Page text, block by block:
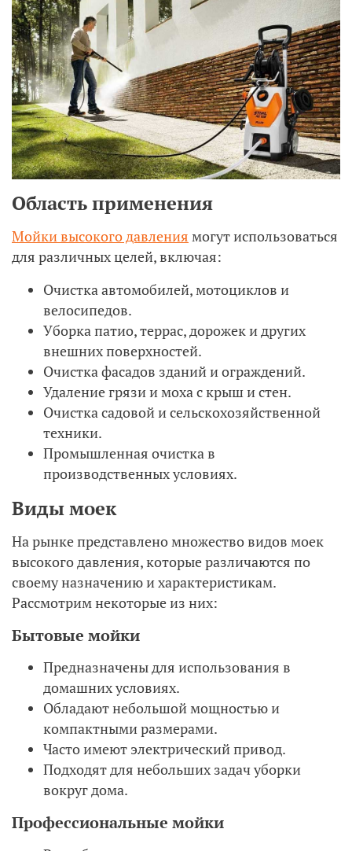
Область применения
Мойки высокого давления могут использоваться
для различных целей, включая:
Очистка автомобилей, мотоциклов и
велосипедов.
Уборка патио, террас, дорожек и других
внешних поверхностей.
Очистка фасадов зданий и ограждений.
Удаление грязи и моха с крыш и стен.
Очистка садовой и сельскохозяйственной
техники.
Промышленная очистка в
производственных условиях.
Виды моек
На рынке представлено множество видов моек
высокого давления, которые различаются по
своему назначению и характеристикам.
Рассмотрим некоторые из них:
Бытовые мойки
Предназначены для использования в
домашних условиях.
Обладают небольшой мощностью и
компактными размерами.
Часто имеют электрический привод.
Подходят для небольших задач уборки
вокруг дома.
Профессиональные мойки